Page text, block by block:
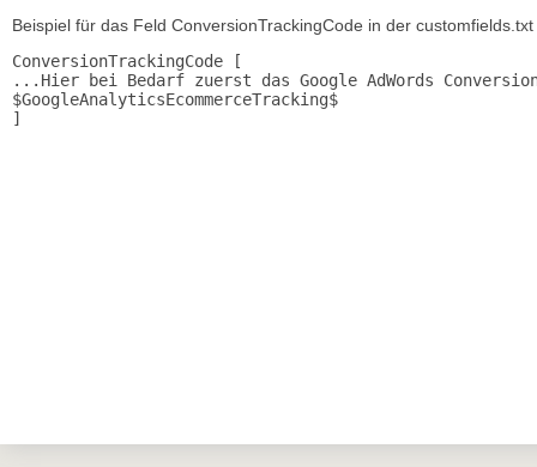
Beispiel für das Feld ConversionTrackingCode in der
ConversionTrackingCode [
...Hier bei Bedarf zuerst das Google AdWords
$GoogleAnalyticsEcommerceTracking$